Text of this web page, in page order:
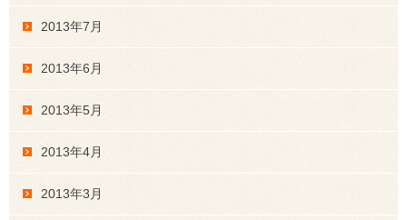
2013年7月
2013年6月
2013年5月
2013年4月
2013年3月